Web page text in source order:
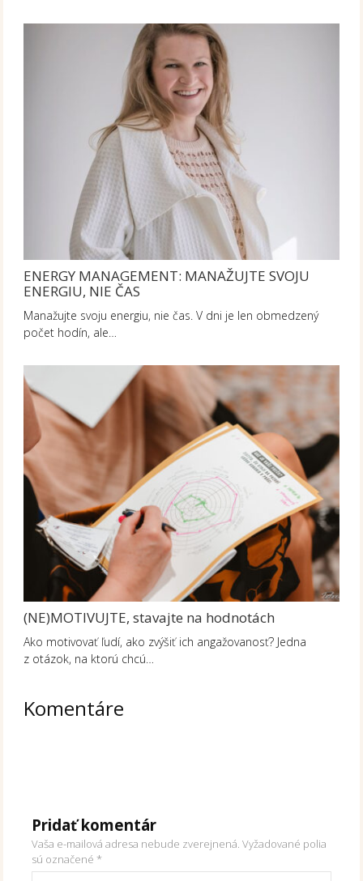
ENERGY MANAGEMENT: MANAŽUJTE SVOJU
ENERGIU, NIE ČAS
Manažujte svoju energiu, nie čas. V dni je len obmedzený
počet hodín, ale…
(NE)MOTIVUJTE, stavajte na hodnotách
Ako motivovať ľudí, ako zvýšiť ich angažovanosť? Jedna
z otázok, na ktorú chcú…
Komentáre
Pridať komentár
Vaša e-mailová adresa nebude zverejnená. Vyžadované polia
sú označené*